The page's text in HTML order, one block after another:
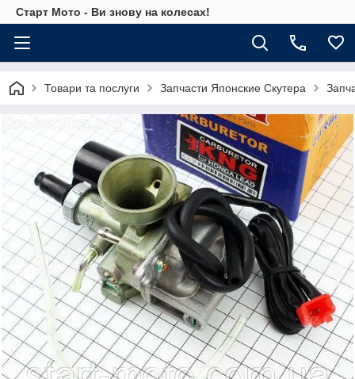
Старт Мото - Ви знову на колесах!
Товари та послуги Запчасти Японские Скутера